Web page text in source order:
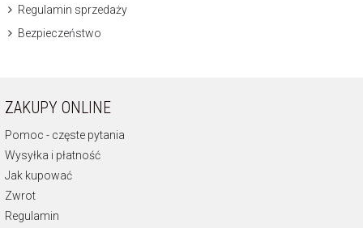
Regulamin sprzedaży
Bezpieczeństwo
ZAKUPY ONLINE
Pomoc - częste pytania
Wysyłka i płatność
Jak kupować
Zwrot
Regulamin